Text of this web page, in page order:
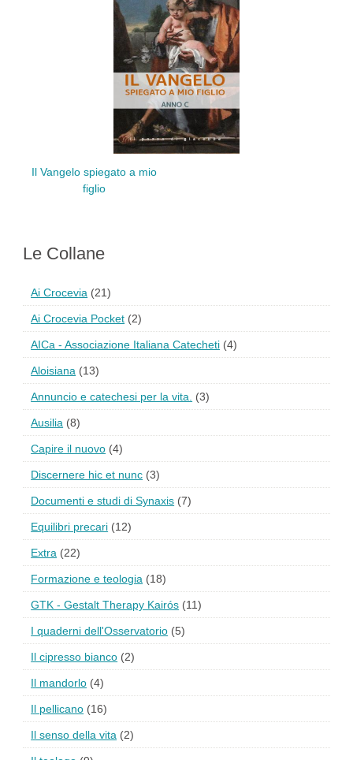
Il Vangelo spiegato a mio
figlio
Le Collane
Ai Crocevia (21)
Ai Crocevia Pocket (2)
AICa - Associazione Italiana Catecheti (4)
Aloisiana (13)
Annuncio e catechesi per la vita. (3)
Ausilia (8)
Capire il nuovo (4)
Discernere hic et nunc (3)
Documenti e studi di Synaxis (7)
Equilibri precari (12)
Extra (22)
Formazione e teologia (18)
GTK - Gestalt Therapy Kairós (11)
I quaderni dell'Osservatorio (5)
Il cipresso bianco (2)
Il mandorlo (4)
Il pellicano (16)
Il senso della vita (2)